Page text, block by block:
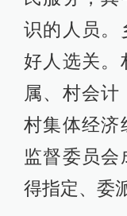
识的人员。
好人选关。
属、村会计
村集体经济
监督委员会
得指定、委